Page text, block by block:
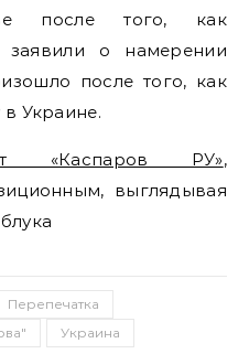
после того, как
о намерении
после того, как
Украине.
«Каспаров РУ»,
выглядывая
Перепечатка
Украина